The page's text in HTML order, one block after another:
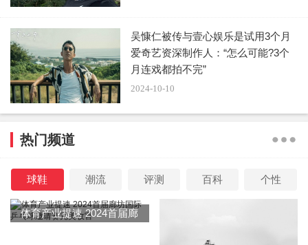
吴慷仁被传与壹心娱乐是试用3个月
爱奇艺资深制作人：“怎么可能?3个
月连戏都拍不完”
2024-10-10
热门频道
球鞋 潮流 评测 百科 个性
体育产业提速 2024首届廊